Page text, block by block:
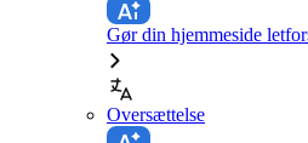
Gør din hjemmeside
Oversættelse